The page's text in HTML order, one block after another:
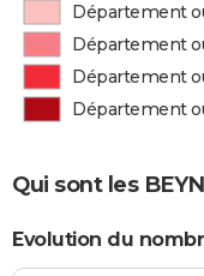
Département
Département
Département
Département
Qui sont les
Evolution du